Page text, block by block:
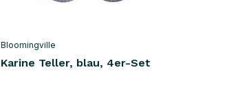
Bloomingville
Karine Teller, blau, 4er-Set